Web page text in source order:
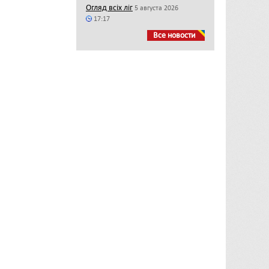
Огляд всіх ліг 5 августа 2026
17:17
Все новости